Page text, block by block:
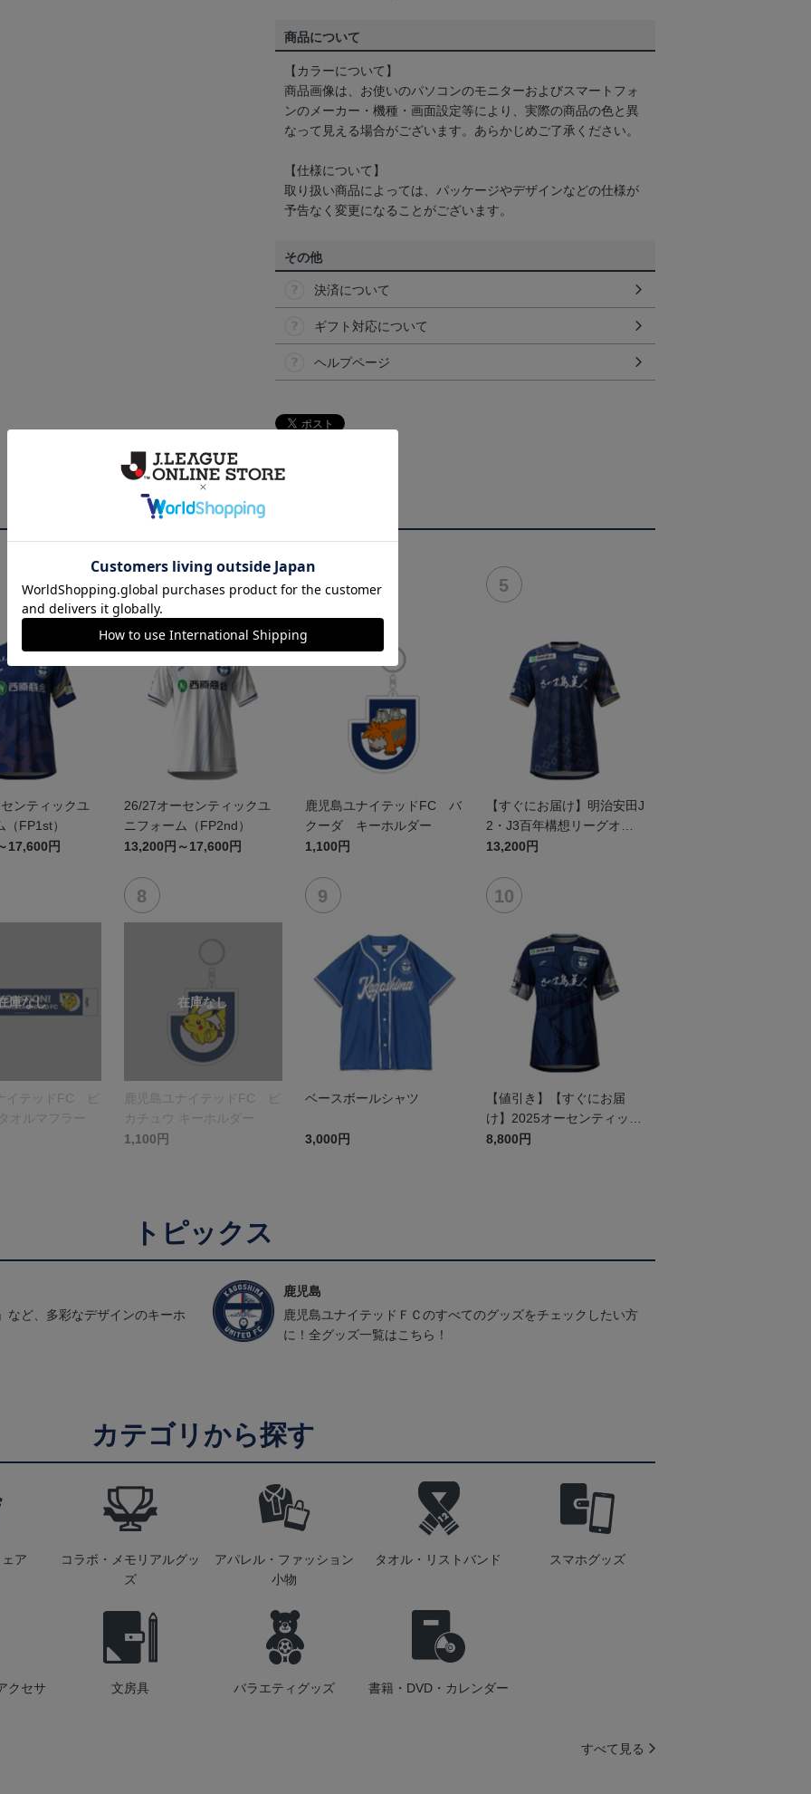
商品について
【カラーについて】
商品画像は、お使いのパソコンのモニターおよびスマートフォ
ンのメーカー・機種・画面設定等により、実際の商品の色と異
なって見える場合がございます。あらかじめご了承ください。
【仕様について】
取り扱い商品によっては、パッケージやデザインなどの仕様が
予告なく変更になることがございます。
その他
決済について
ギフト対応について
ヘルプページ
ンティックユ
（FP1st）
17,600円
26/27オーセンティックユ
ニフォーム（FP2nd）
13,200円～17,600円
鹿児島ユナイテッドFC バ
クーダ キーホルダー
1,100円
【すぐにお届け】明治安田J
2・J3百年構想リーグオー
センティックユニフォーム
13,200円
イテッドFC ピ
オルマフラー
鹿児島ユナイテッドFC ピ
カチュウ キーホルダー
1,100円
ベースボールシャツ
3,000円
【値引き】【すぐにお届
け】2025オーセンティック
ユニフォーム FP1st
8,800円
トピックス
など、多彩なデザインのキーホ
鹿児島
鹿児島ユナイテッドＦＣのすべてのグッズをチェックしたい方
に！全グッズ一覧はこちら！
カテゴリから探す
ア
コラボ・メモリアルグッ
ズ
アパレル・ファッション
小物
タオル・リストバンド スマホグッズ
クセサ
文房具 バラエティグッズ 書籍・DVD・カレンダー
すべて見る